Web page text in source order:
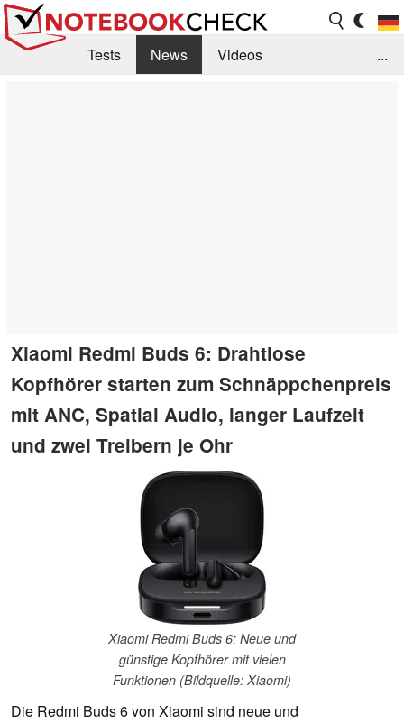
Tests News
Videos
...
Xiaomi Redmi Buds 6: Drahtlose
Kopfhörer starten zum Schnäppchenpreis
mit ANC, Spatial Audio, langer Laufzeit
und zwei Treibern je Ohr
Xiaomi Redmi Buds 6: Neue und
günstige Kopfhörer mit vielen
Funktionen (Bildquelle: Xiaomi)
Die Redmi Buds 6 von Xiaomi sind neue und